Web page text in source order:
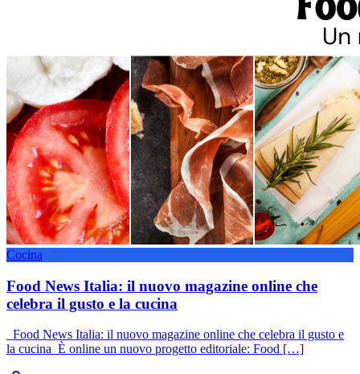
Cocina
Food News Italia: il nuovo magazine online che
celebra il gusto e la cucina
Food News Italia: il nuovo magazine online che celebra il gusto e
la cucina È online un nuovo progetto editoriale: Food […]